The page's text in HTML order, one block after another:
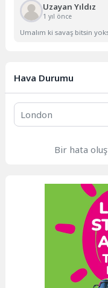
Uzayan Yıldız
1 yıl önce
Umalım ki savaş bitsin
Hava Durumu
Bir hata